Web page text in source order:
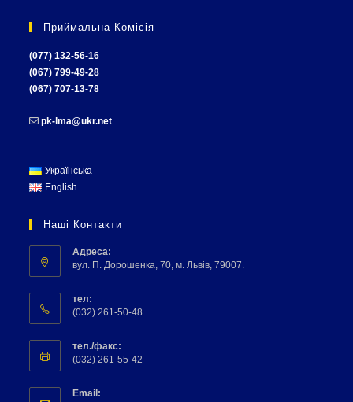
Приймальна Комісія
(077) 132-56-16
(067) 799-49-28
(067) 707-13-78
pk-lma@ukr.net
Українська
English
Наші Контакти
Адреса:
вул. П. Дорошенка, 70, м. Львів, 79007.
тел:
(032) 261-50-48
тел./факс:
(032) 261-55-42
Email: